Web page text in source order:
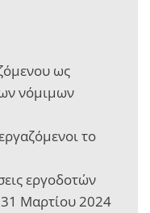
ως
νόμιμων
το
εργοδοτών
Μαρτίου 2024